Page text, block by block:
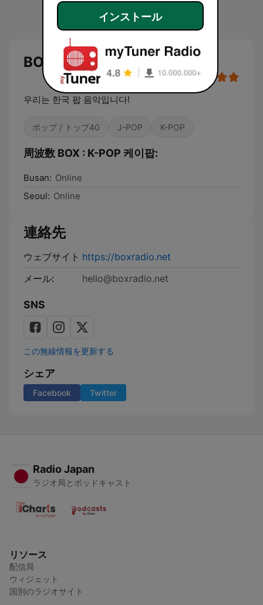
BOX : K-POP 케이팝
우리는 한국 팝 음악입니다!
ポップ / トップ40 J-POP K-POP
周波数 BOX : K-POP 케이팝:
Busan: Online
Seoul: Online
連絡先
ウェブサイト https://boxradio.net
メール:
hello@boxradio.net
SNS
この無線情報を更新する
シェア
Facebook Twitter
Radio Japan
ラジオ局とポッドキャスト
リソース
配信局
ウィジェット
国別のラジオサイト
インストール